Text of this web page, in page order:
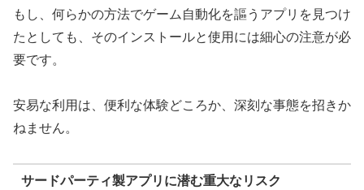
もし、何らかの方法でゲーム自動化を謳うアプリを見つけ
たとしても、そのインストールと使用には細心の注意が必
要です。
安易な利用は、便利な体験どころか、深刻な事態を招きか
ねません。
サードパーティ製アプリに潜む重大なリスク